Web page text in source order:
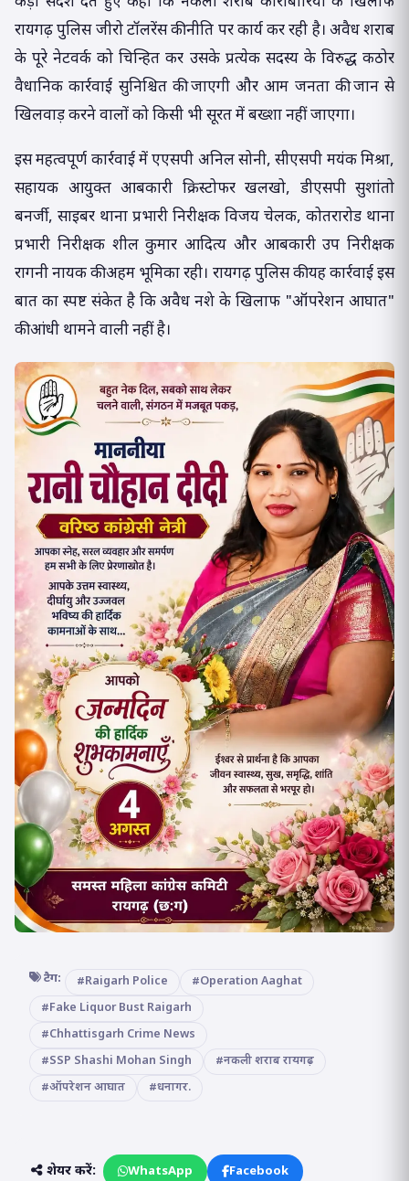
रायगढ़ पुलिस जीरो टॉलरेंस की नीति पर कार्य कर रही है। अवैध शराब
के पूरे नेटवर्क को चिन्हित कर उसके प्रत्येक सदस्य के विरुद्ध कठोर
वैधानिक कार्रवाई सुनिश्चित की जाएगी और आम जनता की जान से
खिलवाड़ करने वालों को किसी भी सूरत में बख्शा नहीं जाएगा।
इस महत्वपूर्ण कार्रवाई में एएसपी अनिल सोनी, सीएसपी मयंक मिश्रा,
सहायक आयुक्त आबकारी क्रिस्टोफर खलखो, डीएसपी सुशांतो
बनर्जी, साइबर थाना प्रभारी निरीक्षक विजय चेलक, कोतरारोड थाना
प्रभारी निरीक्षक शील कुमार आदित्य और आबकारी उप निरीक्षक
रागनी नायक की अहम भूमिका रही। रायगढ़ पुलिस की यह कार्रवाई इस
बात का स्पष्ट संकेत है कि अवैध नशे के खिलाफ "ऑपरेशन आघात"
की आंधी थामने वाली नहीं है।
टैग: #Raigarh Police
#Operation Aaghat
#Fake Liquor Bust Raigarh
#Chhattisgarh Crime News
#SSP Shashi Mohan Singh
#नकली शराब रायगढ़
#ऑपरेशन आघात
#धनागर.
शेयर करें: WhatsApp Facebook